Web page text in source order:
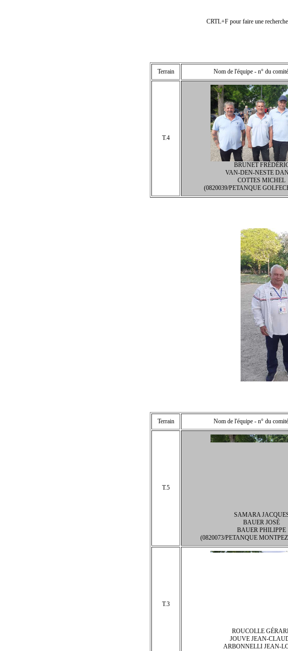
CRTL+F pour faire une
Terrain Nom de l'équipe - n° du
T.4
BRUNET
VAN-DEN-NESTE
COTTES MICHEL
(0820039/PETANQUE
Terrain Nom de l'équipe - n° du
T.5
SAMARA
BAUER JOSÉ
BAUER PHILIPPE
(0820073/PETANQUE
T.3
ROUCOLLE
JOUVE JEAN-
ARBONNELLI JEAN-